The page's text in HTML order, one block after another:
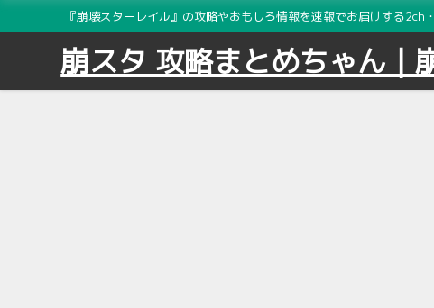
『崩壊スターレイル』の攻略やおもしろ情報を速報でお届けする2ch
崩スタ 攻略まとめちゃん｜